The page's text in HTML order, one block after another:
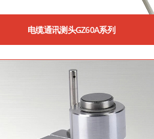
电缆通讯测头GZ60A系列